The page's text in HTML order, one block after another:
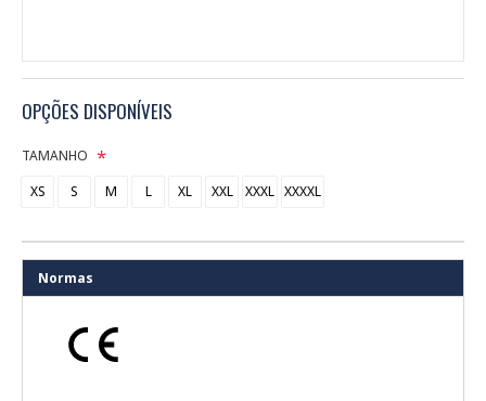
OPÇÕES DISPONÍVEIS
TAMANHO
XS
S M L XL XXL XXXL XXXXL
Normas